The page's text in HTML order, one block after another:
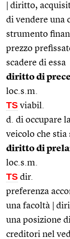
| diritto,
di vendere una
strumento
prezzo
scadere di essa
diritto di
loc.s.m.
TS viabil.
d. di occupare
veicolo che stia
diritto di
loc.s.m.
TS dir.
preferenza
una facoltà |
una posizione
creditori nel